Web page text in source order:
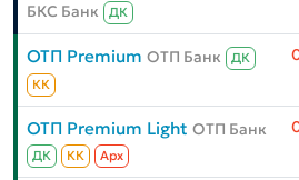
БКС Банк ДК
ОТП Premium ОТП Банк
ДК
КК
ОТП Premium Light ОТП Банк
ДК КК Aрх